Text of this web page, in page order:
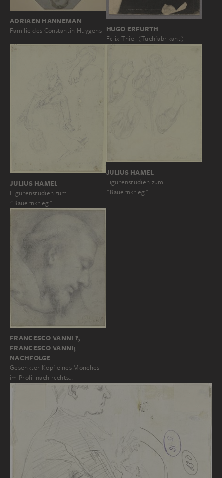
ADRIAEN HANNEMAN
Familie des Constantin Huygens HUGO ERFURTH
Felix Thiel (Tuchfabrikant)
JULIUS HAMEL
Figurenstudien zum
"Bauernkrieg"
JULIUS HAMEL
Figurenstudien zum
"Bauernkrieg"
FRANCESCO VANNI ?,
FRANCESCO VANNI;
NACHFOLGE
Gesenkter Kopf eines Mönches
im Profil nach rechts…